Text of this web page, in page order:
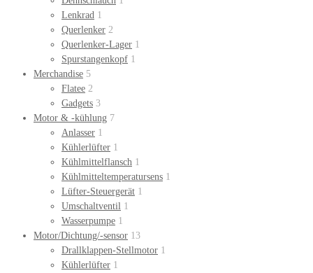
Lenkrad 1
Querlenker 2
Querlenker-Lager 1
Spurstangenkopf 1
Merchandise 5
Flatee 2
Gadgets 3
Motor & -kühlung 7
Anlasser 1
Kühlerlüfter 1
Kühlmittelflansch 1
Kühlmitteltemperatursens 1
Lüfter-Steuergerät 1
Umschaltventil 1
Wasserpumpe 1
Motor/Dichtung/-sensor 13
Drallklappen-Stellmotor 1
Kühlerlüfter 1